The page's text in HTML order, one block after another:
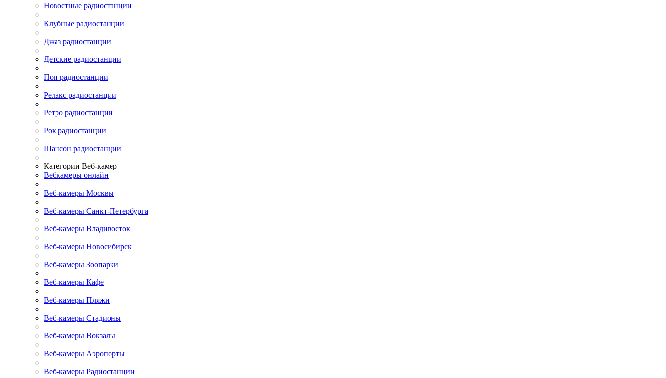
Новостные радиостанции
Клубные радиостанции
Джаз радиостанции
Детские радиостанции
Поп радиостанции
Релакс радиостанции
Ретро радиостанции
Рок радиостанции
Шансон радиостанции
Категории Веб-камер
Вебкамеры онлайн
Веб-камеры Москвы
Веб-камеры Санкт-Петербурга
Веб-камеры Владивосток
Веб-камеры Новосибирск
Веб-камеры Зоопарки
Веб-камеры Кафе
Веб-камеры Пляжи
Веб-камеры Стадионы
Веб-камеры Вокзалы
Веб-камеры Аэропорты
Веб-камеры Радиостанции